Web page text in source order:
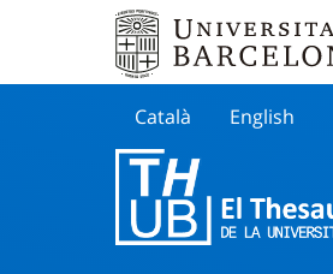
Català English